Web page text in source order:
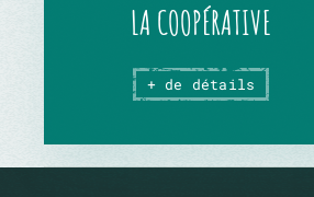
LA COOPÉRATIVE
+ de détails